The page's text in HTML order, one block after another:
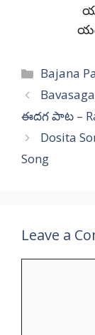
Bajana
ఈదగ పాట –
Dosita
Song
Leave a